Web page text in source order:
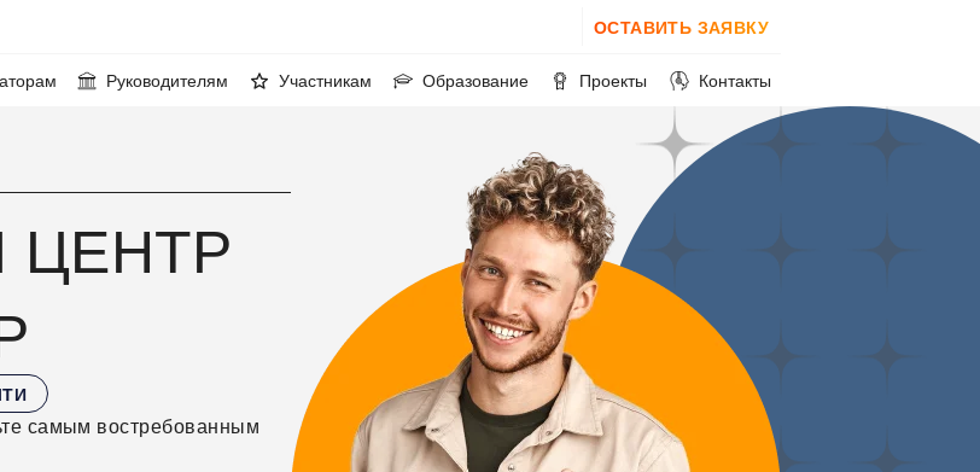
ОСТАВИТЬ ЗАЯВКУ
Руководителям Участникам Образование Проекты Контакты
ЦЕНТР
самым востребованным